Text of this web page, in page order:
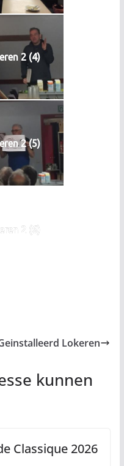
2 (4)
2 (5)
2 (6)
Lokeren
kunnen
Classique 2026